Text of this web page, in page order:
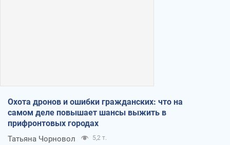
Охота дронов и ошибки гражданских: что на
самом деле повышает шансы выжить в
прифронтовых городах
Татьяна Чорновол 5,2 т.